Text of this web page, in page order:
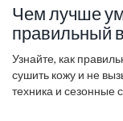
Чем лучше
правильный
и режим
Узнайте, как
сушить кожу и не
техника и сезонные